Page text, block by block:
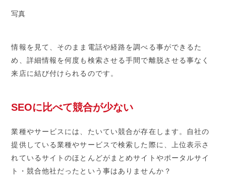
写真
情報を見て、そのまま電話や経路を調べる事ができるた
め、詳細情報を何度も検索させる手間で離脱させる事なく
来店に結び付けられるのです。
SEOに比べて競合が少ない
業種やサービスには、たいてい競合が存在します。自社の
提供している業種やサービスで検索した際に、上位表示さ
れているサイトのほとんどがまとめサイトやポータルサイ
ト・競合他社だったという事はありませんか？